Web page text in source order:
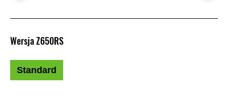
Wersja Z650RS
Standard